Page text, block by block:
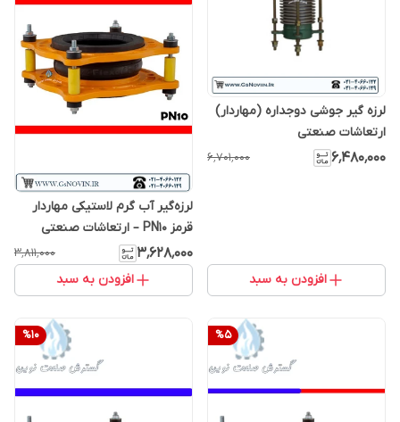
لرزه گیر جوشی دوجداره (مهاردار)
ارتعاشات صنعتی
۶٬۴۸۰٬۰۰۰ ۶٬۷۰۱٬۰۰۰
افزودن به سبد
لرزه‌گیر آب گرم لاستیکی مهاردار
قرمز PN10 – ارتعاشات صنعتی
ایران
۳٬۶۲۸٬۰۰۰ ۳٬۸۱۱٬۰۰۰
افزودن به سبد
%5
%10